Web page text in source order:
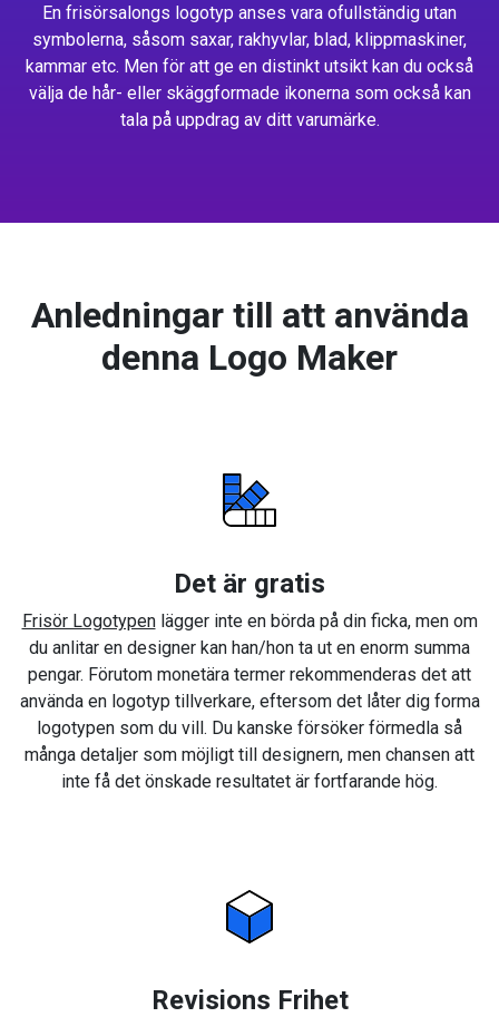
En frisörsalongs logotyp anses vara ofullständig utan
symbolerna, såsom saxar, rakhyvlar, blad, klippmaskiner,
kammar etc. Men för att ge en distinkt utsikt kan du också
välja de hår- eller skäggformade ikonerna som också kan
tala på uppdrag av ditt varumärke.
Anledningar till att använda
denna Logo Maker
Det är gratis
Frisör Logotypenlägger inte en börda på din ficka, men om
du anlitar en designer kan han/hon ta ut en enorm summa
pengar. Förutom monetära termer rekommenderas det att
använda en logotyp tillverkare, eftersom det låter dig forma
logotypen som du vill. Du kanske försöker förmedla så
många detaljer som möjligt till designern, men chansen att
inte få det önskade resultatet är fortfarande hög.
Revisions Frihet